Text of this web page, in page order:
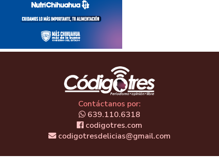
Contáctanos por:
639.110.6318
codigotres.com
codigotresdelicias@gmail.com